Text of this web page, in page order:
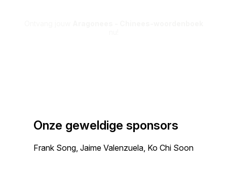
Onze geweldige sponsors
Frank Song, Jaime Valenzuela, Ko Chi Soon